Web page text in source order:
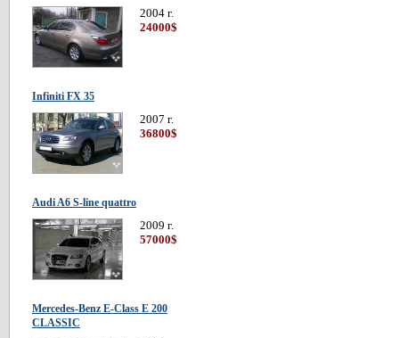
2004 г.
24000$
Infiniti FX 35
2007 г.
36800$
Audi A6 S-line quattro
2009 г.
57000$
Mercedes-Benz E-Class E 200
CLASSIC